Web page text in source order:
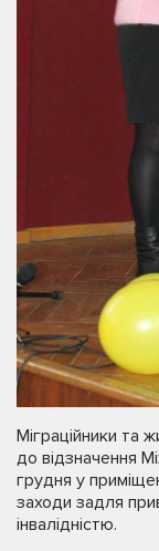
Міграційники та
до відзначення
грудня у
заходи задля
інвалідністю.